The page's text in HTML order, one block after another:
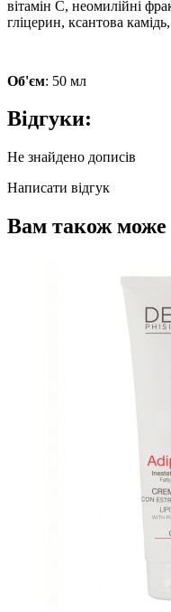
вітамін С, неомилійні
гліцерин, ксантова
Об'єм: 50 мл
Відгуки:
Не знайдено дописів
Написати відгук
Вам також може